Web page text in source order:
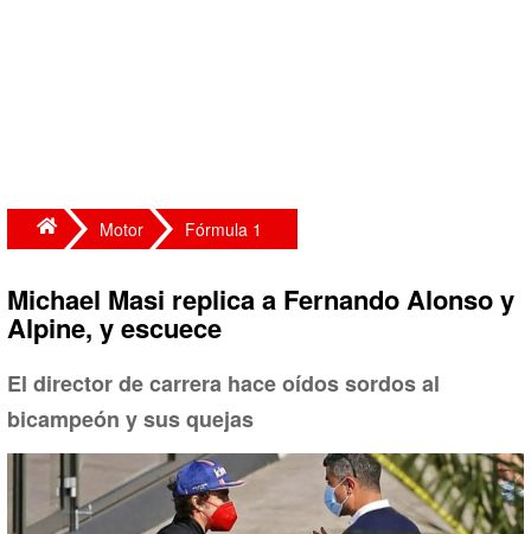
Motor Fórmula 1
Michael Masi replica a Fernando Alonso y
Alpine, y escuece
El director de carrera hace oídos sordos al
bicampeón y sus quejas